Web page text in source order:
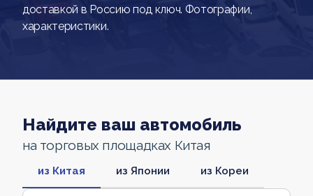
доставкой в Россию под ключ. Фотографии,
характеристики.
Найдите ваш автомобиль
на торговых площадках Китая
из Китая из Японии из Кореи